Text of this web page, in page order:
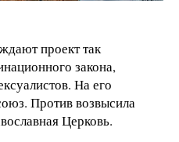
проект так
закона,
На его
Против возвысила
Церковь.